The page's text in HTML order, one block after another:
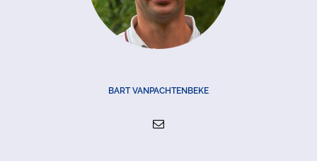
BART VANPACHTENBEKE